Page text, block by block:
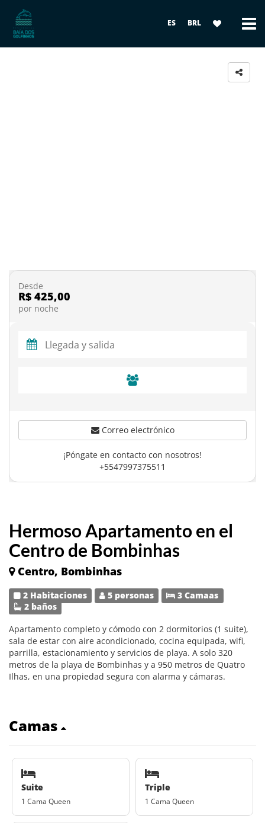
ES BRL
Hermoso Apartamento en el
Centro de Bombinhas
Centro, Bombinhas
2 Habitaciones 5 personas
3 Camaas
2 baños
Apartamento completo y cómodo con 2 dormitorios (1 suite),
sala de estar con aire acondicionado, cocina equipada, wifi,
parrilla, estacionamiento y servicios de playa. A solo 320
metros de la playa de Bombinhas y a 950 metros de Quatro
Ilhas, en una propiedad segura con alarma y cámaras.
Camas
Suite
1 Cama Queen
Triple
1 Cama Queen
Desde
R$ 425,00
por noche
Correo electrónico
¡Póngate en contacto con nosotros!
+5547997375511